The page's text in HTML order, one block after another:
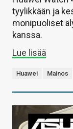
tyylikkään ja
monipuoliset
kanssa.
Lue lisää
Huawei Mainos